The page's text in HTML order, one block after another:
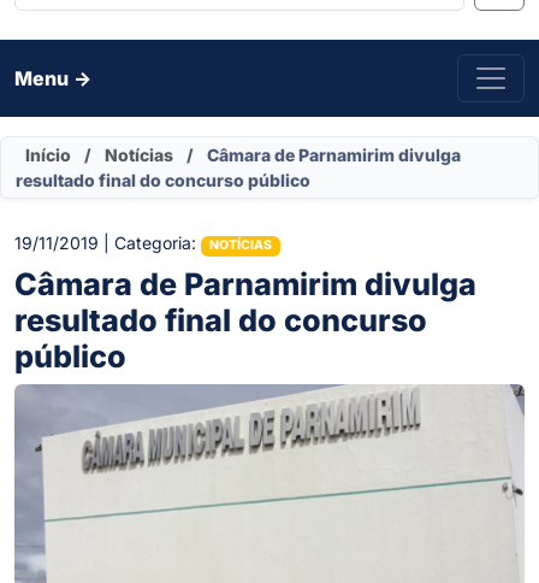
Menu ->
Início / Notícias /
Câmara de Parnamirim divulga
resultado final do concurso público
19/11/2019 | Categoria: NOTÍCIAS
Câmara de Parnamirim divulga
resultado final do concurso
público